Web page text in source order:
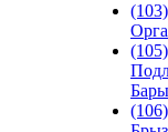
(105)
Бары
(106)